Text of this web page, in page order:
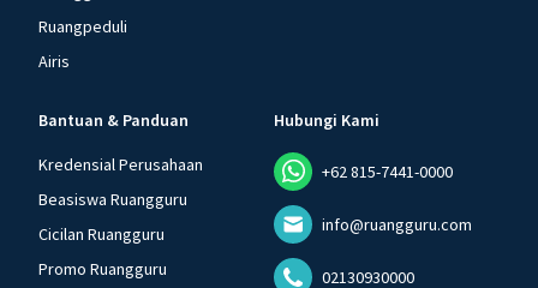
Ruangpeduli
Airis
Bantuan & Panduan
Kredensial Perusahaan
Beasiswa Ruangguru
Cicilan Ruangguru
Promo Ruangguru
Hubungi Kami
+62 815-7441-0000
info@ruangguru.com
02130930000